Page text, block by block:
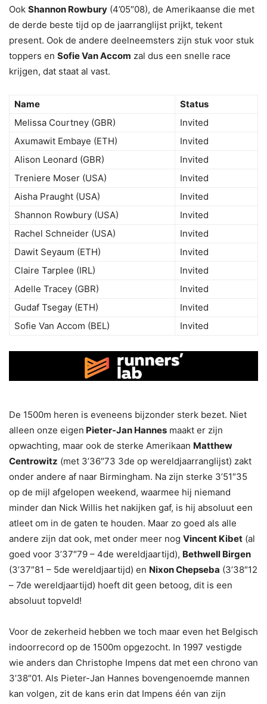
Ook Shannon Rowbury (4’05″08), de Amerikaanse die met
de derde beste tijd op de jaarranglijst prijkt, tekent
present. Ook de andere deelneemsters zijn stuk voor stuk
toppers en Sofie Van Accom zal dus een snelle race
krijgen, dat staat al vast.
Name
Status
Melissa Courtney (GBR)
Invited
Axumawit Embaye (ETH)
Invited
Alison Leonard (GBR)
Invited
Treniere Moser (USA)
Invited
Aisha Praught (USA)
Invited
Shannon Rowbury (USA)
Invited
Rachel Schneider (USA)
Invited
Dawit Seyaum (ETH)
Invited
Claire Tarplee (IRL)
Invited
Adelle Tracey (GBR)
Invited
Gudaf Tsegay (ETH)
Invited
Sofie Van Accom (BEL)
Invited
De 1500m heren is eveneens bijzonder sterk bezet. Niet
alleen onze eigen Pieter-Jan Hannes maakt er zijn
opwachting, maar ook de sterke Amerikaan Matthew
Centrowitz (met 3’36″73 3de op wereldjaarranglijst) zakt
onder andere af naar Birmingham. Na zijn sterke 3’51″35
op de mijl afgelopen weekend, waarmee hij niemand
minder dan Nick Willis het nakijken gaf, is hij absoluut een
atleet om in de gaten te houden. Maar zo goed als alle
andere zijn dat ook, met onder meer nog Vincent Kibet (al
goed voor 3’37″79 – 4de wereldjaartijd), Bethwell Birgen
(3’37″81 – 5de wereldjaartijd) en Nixon Chepseba (3’38″12
– 7de wereldjaartijd) hoeft dit geen betoog, dit is een
absoluut topveld!
Voor de zekerheid hebben we toch maar even het Belgisch
indoorrecord op de 1500m opgezocht. In 1997 vestigde
wie anders dan Christophe Impens dat met een chrono van
3’38″01. Als Pieter-Jan Hannes bovengenoemde mannen
kan volgen, zit de kans erin dat Impens één van zijn